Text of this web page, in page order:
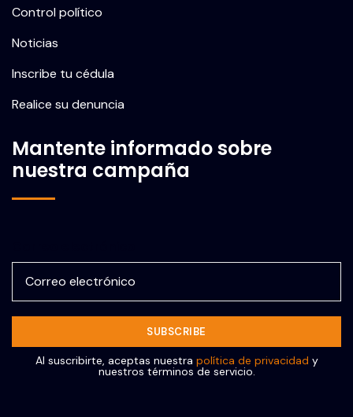
Control político
Noticias
Inscribe tu cédula
Realice su denuncia
Mantente informado sobre
nuestra campaña
Al suscribirte, aceptas nuestra política de privacidad y
nuestros términos de servicio.